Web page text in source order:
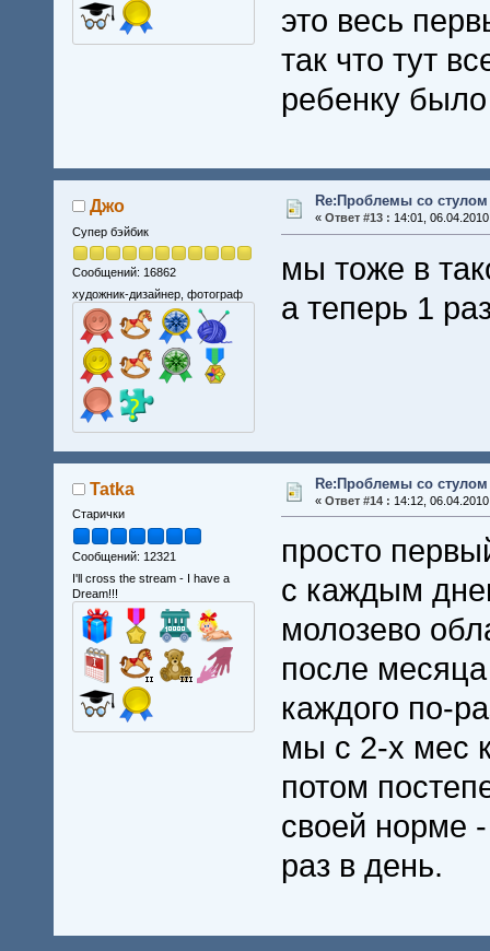
это весь
так что тут
ребенку
Джо
Супер бэйбик
Сообщений: 16862
художник-дизайнер, фотограф
Re:Проблемы со стулом
« Ответ #13 : 14:01,
мы тоже в
а теперь 1
Tatka
Старички
Сообщений: 12321
I'll cross the stream - I have a
Dream!!!
Re:Проблемы со стулом
« Ответ #14 : 14:12,
просто
с каждым
молозево
после
каждого по-
мы с 2-х мес
потом
своей норме
раз в день.